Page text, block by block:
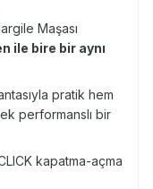
Maşası
ile bire bir aynı
pratik hem
performanslı bir
kapatma-açma